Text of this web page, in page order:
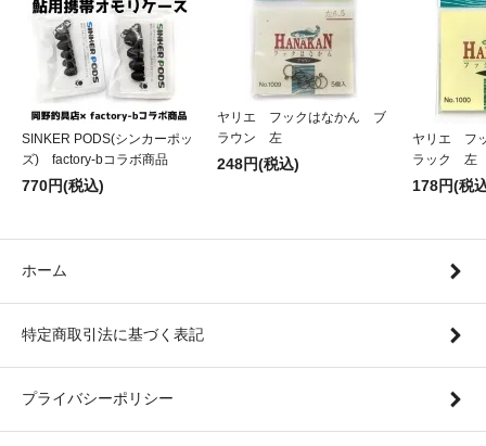
SINKER PODS(シンカーポッ
ズ) factory-bコラボ商品
770円(税込)
ヤリエ フックはなかん ブ
ラウン 左
248円(税込)
ヤリエ フ
ラック 左
178円(税
ホーム
特定商取引法に基づく表記
プライバシーポリシー